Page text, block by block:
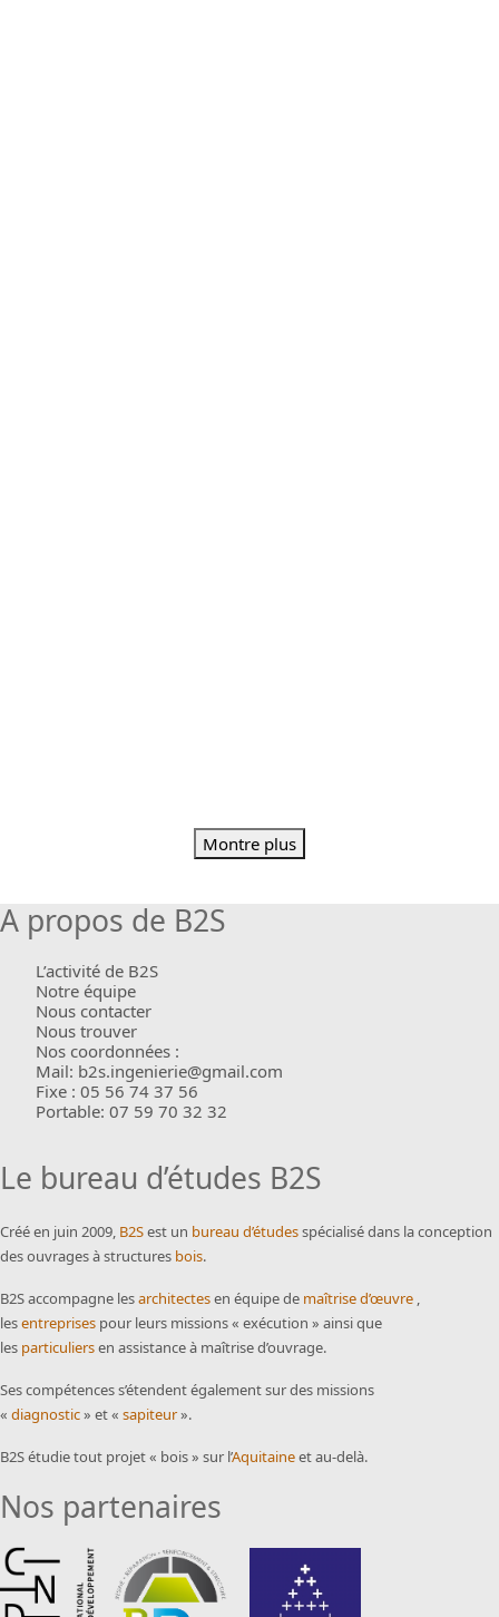
Montre plus
A propos de B2S
L’activité de B2S
Notre équipe
Nous contacter
Nous trouver
Nos coordonnées :
Mail: b2s.ingenierie@gmail.com
Fixe : 05 56 74 37 56
Portable: 07 59 70 32 32
Le bureau d’études B2S
Créé en juin 2009, B2Sest un bureau d’étudesspécialisé dans la conception
des ouvrages à structures bois.
B2S accompagne lesarchitectesen équipe de maîtrise d’œuvre ,
lesentreprises pour leurs missions « exécution » ainsi que
les particuliersen assistance à maîtrise d’ouvrage.
Ses compétences s’étendent également sur des missions
« diagnostic» et « sapiteur».
B2S étudie tout projet « bois » sur l’Aquitaineet au-delà.
Nos partenaires